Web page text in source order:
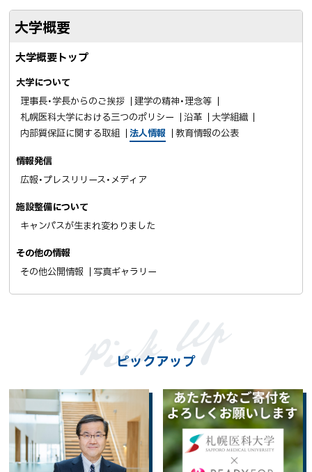
o
ア
送
大学概要
大学概要トップ
大学について
理事長・学長からのご挨拶
建学の精神・理念等
札幌医科大学における三つのポリシー
沿革
大学組織
内部質保証に関する取組
法人情報 教育情報の公表
情報発信
広報・プレスリリース・メディア
施設整備について
キャンパスが生まれ変わりました
その他の情報
その他公開情報
写真ギャラリー
ピックアップ